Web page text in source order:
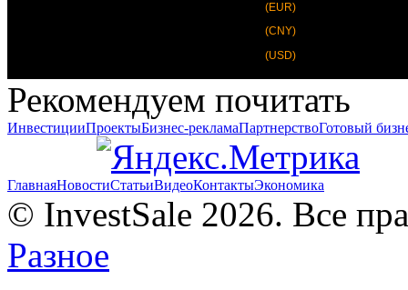
(EUR)
(CNY)
(USD)
Рекомендуем почитать
ИнвестицииПроектыБизнес-рекламаПартнерствоГотовый
ГлавнаяНовостиСтатьиВидеоКонтактыЭкономика
© InvestSale 2026. Все
Разное